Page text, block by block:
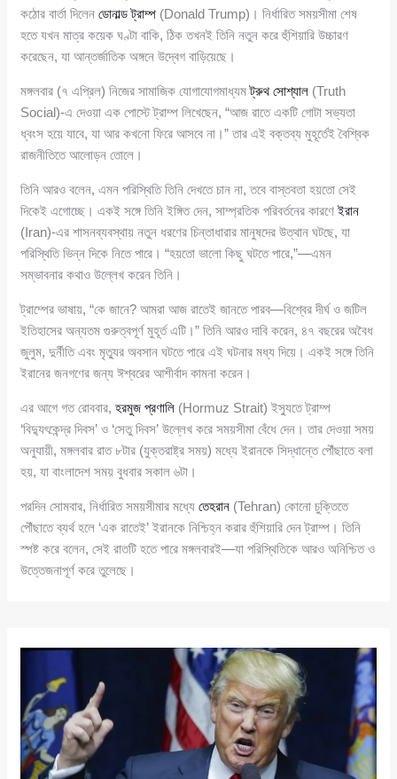
কঠোর বার্তা দিলেনডোনাল্ড ট্রাম্প (Donald Trump)। নির্ধারিত সময়সীমা শেষ
হতে যখন মাত্র কয়েক ঘণ্টা বাকি, ঠিক তখনই তিনি নতুন করে হুঁশিয়ারি উচ্চারণ
করেছেন, যা আন্তর্জাতিক অঙ্গনে উদ্বেগ বাড়িয়েছে।
মঙ্গলবার (৭ এপ্রিল) নিজের সামাজিক যোগাযোগমাধ্যমট্রুথ সোশ্যাল (Truth
Social)-এ দেওয়া এক পোস্টে ট্রাম্প লিখেছেন, “আজ রাতে একটি গোটা সভ্যতা
ধ্বংস হয়ে যাবে, যা আর কখনো ফিরে আসবে না।” তার এই বক্তব্য মুহূর্তেই বৈশ্বিক
রাজনীতিতে আলোড়ন তোলে।
তিনি আরও বলেন, এমন পরিস্থিতি তিনি দেখতে চান না, তবে বাস্তবতা হয়তো সেই
দিকেই এগোচ্ছে। একই সঙ্গে তিনি ইঙ্গিত দেন, সাম্প্রতিক পরিবর্তনের কারণেইরান
(Iran)-এর শাসনব্যবস্থায় নতুন ধরণের চিন্তাধারার মানুষদের উত্থান ঘটছে, যা
পরিস্থিতি ভিন্ন দিকে নিতে পারে। “হয়তো ভালো কিছু ঘটতে পারে,”—এমন
সম্ভাবনার কথাও উল্লেখ করেন তিনি।
ট্রাম্পের ভাষায়, “কে জানে? আমরা আজ রাতেই জানতে পারব—বিশ্বের দীর্ঘ ও জটিল
ইতিহাসের অন্যতম গুরুত্বপূর্ণ মুহূর্ত এটি।” তিনি আরও দাবি করেন, ৪৭ বছরের অবৈধ
জুলুম, দুর্নীতি এবং মৃত্যুর অবসান ঘটতে পারে এই ঘটনার মধ্য দিয়ে। একই সঙ্গে তিনি
ইরানের জনগণের জন্য ঈশ্বরের আশীর্বাদ কামনা করেন।
এর আগে গত রোববার,হরমুজ প্রণালি (Hormuz Strait) ইস্যুতে ট্রাম্প
‘বিদ্যুৎকেন্দ্র দিবস’ ও ‘সেতু দিবস’ উল্লেখ করে সময়সীমা বেঁধে দেন। তার দেওয়া সময়
অনুযায়ী, মঙ্গলবার রাত ৮টার (যুক্তরাষ্ট্র সময়) মধ্যে ইরানকে সিদ্ধান্তে পৌঁছাতে বলা
হয়, যা বাংলাদেশ সময় বুধবার সকাল ৬টা।
পরদিন সোমবার, নির্ধারিত সময়সীমার মধ্যেতেহরান (Tehran) কোনো চুক্তিতে
পৌঁছাতে ব্যর্থ হলে ‘এক রাতেই’ ইরানকে নিশ্চিহ্ন করার হুঁশিয়ারি দেন ট্রাম্প। তিনি
স্পষ্ট করে বলেন, সেই রাতটি হতে পারে মঙ্গলবারই—যা পরিস্থিতিকে আরও অনিশ্চিত ও
উত্তেজনাপূর্ণ করে তুলেছে।